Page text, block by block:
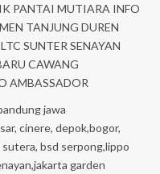
PANTAI MUTIARA INFO
TANJUNG DUREN
SUNTER SENAYAN
CAWANG
AMBASSADOR
jawa
cinere, depok,bogor,
sutera, bsd serpong,lippo
garden